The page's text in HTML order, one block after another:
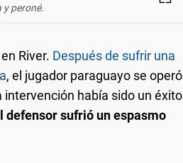
peroné.
River. Después de sufrir una
, el jugador paraguayo se operó
intervención había sido un éxito
defensor sufrió un espasmo